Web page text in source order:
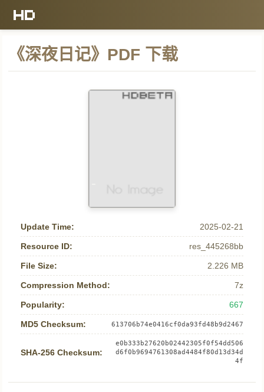
《深夜日记》PDF 下载
Update Time: 2025-02-21
Resource ID: res_445268bb
File Size: 2.226 MB
Compression Method: 7z
Popularity: 667
MD5 Checksum: 613706b74e0416cf0da93fd48b9d2467
SHA-256 Checksum:
e0b333b27620b02442305f0f54dd506
d6f0b9694761308ad4484f80d13d34d
4f